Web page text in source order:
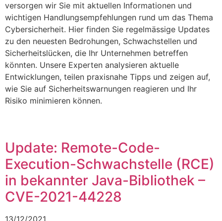
versorgen wir Sie mit aktuellen Informationen und
wichtigen Handlungsempfehlungen rund um das Thema
Cybersicherheit. Hier finden Sie regelmässige Updates
zu den neuesten Bedrohungen, Schwachstellen und
Sicherheitslücken, die Ihr Unternehmen betreffen
könnten. Unsere Experten analysieren aktuelle
Entwicklungen, teilen praxisnahe Tipps und zeigen auf,
wie Sie auf Sicherheitswarnungen reagieren und Ihr
Risiko minimieren können.
Update: Remote-Code-
Execution-Schwachstelle (RCE)
in bekannter Java-Bibliothek –
CVE-2021-44228
13/12/2021